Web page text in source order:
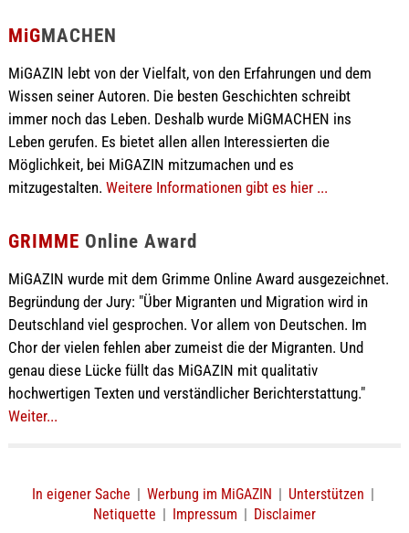
MiGMACHEN
MiGAZIN lebt von der Vielfalt, von den Erfahrungen und dem
Wissen seiner Autoren. Die besten Geschichten schreibt
immer noch das Leben. Deshalb wurde MiGMACHEN ins
Leben gerufen. Es bietet allen allen Interessierten die
Möglichkeit, bei MiGAZIN mitzumachen und es
mitzugestalten. Weitere Informationen gibt es hier ...
GRIMME Online Award
MiGAZIN wurde mit dem Grimme Online Award ausgezeichnet.
Begründung der Jury: "Über Migranten und Migration wird in
Deutschland viel gesprochen. Vor allem von Deutschen. Im
Chor der vielen fehlen aber zumeist die der Migranten. Und
genau diese Lücke füllt das MiGAZIN mit qualitativ
hochwertigen Texten und verständlicher Berichterstattung."
Weiter...
In eigener Sache | Werbung im MiGAZIN | Unterstützen |
Netiquette | Impressum | Disclaimer